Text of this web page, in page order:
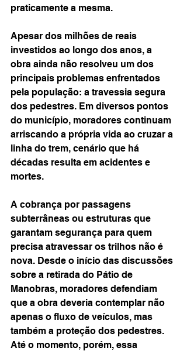
praticamente a mesma.
Apesar dos milhões de reais
investidos ao longo dos anos, a
obra ainda não resolveu um dos
principais problemas enfrentados
pela população: a travessia segura
dos pedestres. Em diversos pontos
do município, moradores continuam
arriscando a própria vida ao cruzar a
linha do trem, cenário que há
décadas resulta em acidentes e
mortes.
A cobrança por passagens
subterrâneas ou estruturas que
garantam segurança para quem
precisa atravessar os trilhos não é
nova. Desde o início das discussões
sobre a retirada do Pátio de
Manobras, moradores defendiam
que a obra deveria contemplar não
apenas o fluxo de veículos, mas
também a proteção dos pedestres.
Até o momento, porém, essa